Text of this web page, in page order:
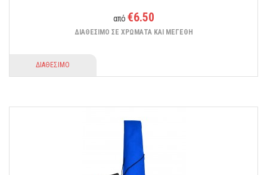
από €6.50
ΔΙΑΘΕΣΙΜΟ ΣΕ ΧΡΩΜΑΤΑ ΚΑΙ ΜΕΓΕΘΗ
ΔΙΑΘΕΣΙΜΟ